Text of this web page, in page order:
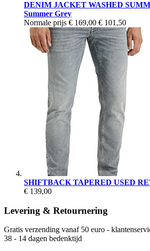
DENIM JACKET WASHED
Summer Grey
Normale prijs € 169,00 € 101,50
SHIFTBACK TAPERED USED
€ 139,00
Levering & Retournering
Gratis verzending vanaf 50 euro -
38 - 14 dagen bedenktijd